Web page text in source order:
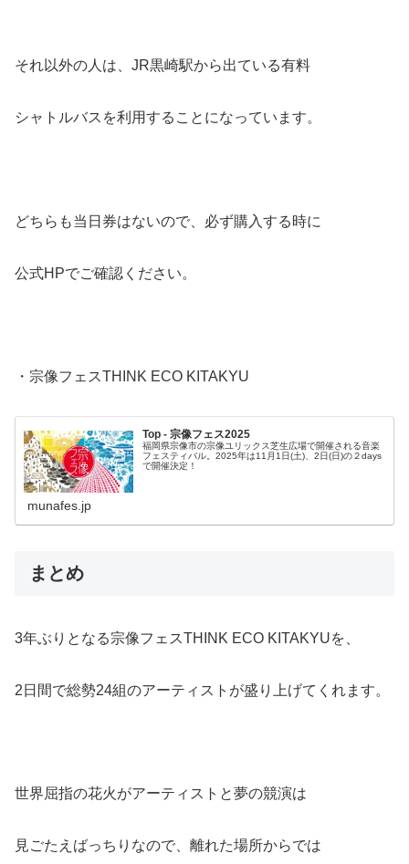
それ以外の人は、JR黒崎駅から出ている有料
シャトルバスを利用することになっています。
どちらも当日券はないので、必ず購入する時に
公式HPでご確認ください。
・宗像フェスTHINK ECO KITAKYU
Top - 宗像フェス2025
福岡県宗像市の宗像ユリックス芝生広場で開催される音楽
フェスティバル。2025年は11月1日(土)、2日(日)の２days
で開催決定！
munafes.jp
まとめ
3年ぶりとなる宗像フェスTHINK ECO KITAKYUを、
2日間で総勢24組のアーティストが盛り上げてくれます。
世界屈指の花火がアーティストと夢の競演は
見ごたえばっちりなので、離れた場所からでは